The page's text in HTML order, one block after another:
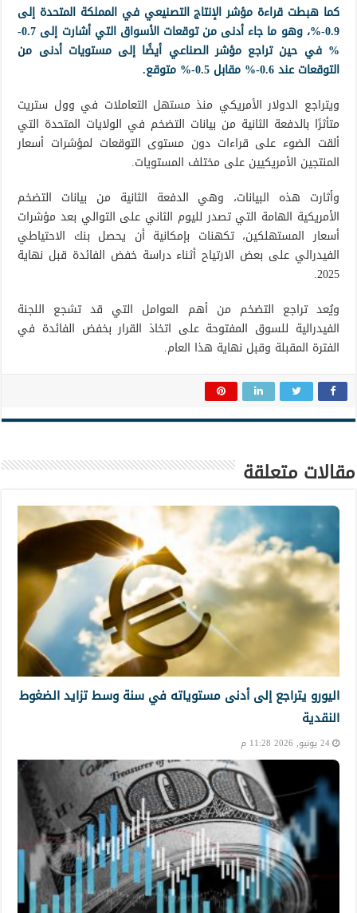
كما هبطت قراءة مؤشر الإنتاج التصنيعي في المملكة المتحدة إلى
0.9-%، وهو ما جاء أدنى من توقعات الأسواق التي أشارت إلى 0.7-
% في حين تراجع مؤشر الصناعي أيضًا إلى مستويات أدنى من
التوقعات عند 0.6-% مقابل 0.5-% متوقع.
ويتراجع الدولار الأمريكي منذ مستهل التعاملات في وول ستريت
متأثرًا بالدفعة الثانية من بيانات التضخم في الولايات المتحدة التي
ألقت الضوء على قراءات دون مستوى التوقعات لمؤشرات أسعار
المنتجين الأمريكيين على مختلف المستويات.
وأثارت هذه البيانات، وهي الدفعة الثانية من بيانات التضخم
الأمريكية الهامة التي تصدر لليوم الثاني على التوالي بعد مؤشرات
أسعار المستهلكين، تكهنات بإمكانية أن يحصل بنك الاحتياطي
الفيدرالي على بعض الارتياح أثناء دراسة خفض الفائدة قبل نهاية
2025.
ويُعد تراجع التضخم من أهم العوامل التي قد تشجع اللجنة
الفيدرالية للسوق المفتوحة على اتخاذ القرار بخفض الفائدة في
الفترة المقبلة وقبل نهاية هذا العام.
مقالات متعلقة
اليورو يتراجع إلى أدنى مستوياته في سنة وسط تزايد الضغوط
النقدية
24 يونيو, 2026 11:28 م